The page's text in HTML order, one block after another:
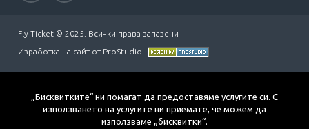
Fly Ticket © 2025. Всички права запазени
Изработка на сайт от ProStudio
„Бисквитките“ ни помагат да предоставяме услугите си. С
използването на услугите ни приемате, че можем да
използваме „бисквитки“.